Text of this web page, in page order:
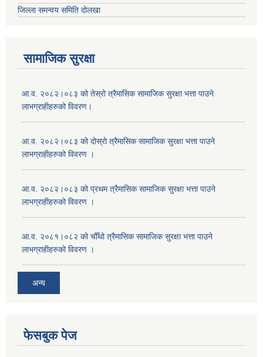
जिल्ला समन्वय समिति दोलखा
सामाजिक सुरक्षा
आ.व. २०८२।०८३ को तेस्रो त्रैमासिक सामाजिक सुरक्षा भत्ता पाउने
लाभग्राहीहरुको विवरण।
आ.व. २०८२।०८३ को दोस्रो त्रैमासिक सामाजिक सुरक्षा भत्ता पाउने
लाभग्राहीहरुको विवरण ।
आ.व. २०८२।०८३ को प्रथम त्रैमासिक सामाजिक सुरक्षा भत्ता पाउने
लाभग्राहीहरुको विवरण ।
आ.व. २०८१।०८२ को चौँथो त्रैमासिक सामाजिक सुरक्षा भत्ता पाउने
लाभग्राहीहरुको विवरण ।
अन्य
फेसबुक पेज